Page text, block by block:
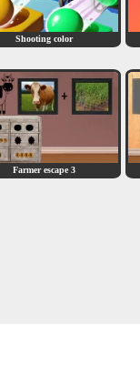
Shooting color
Farmer escape 3